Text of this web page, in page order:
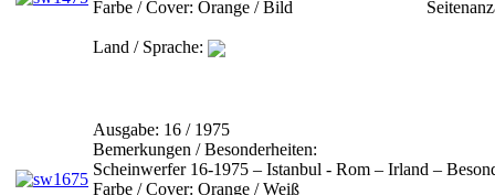
Farbe / Cover: Orange / Bild
Land / Sprache:
Ausgabe: 16 / 1975
Bemerkungen / Besonderheiten:
Scheinwerfer 16-1975 – Istanbul - Rom – Irland –
Farbe / Cover: Orange / Weiß